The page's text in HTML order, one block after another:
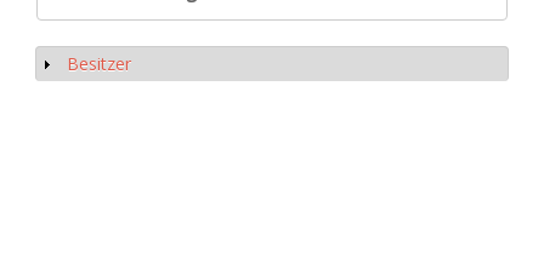
Anzeigen
Besitzer